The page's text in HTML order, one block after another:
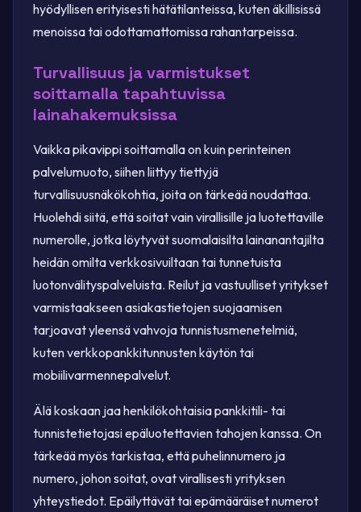
hyödyllisen erityisesti hätätilanteissa, kuten äkillisissä
menoissa tai odottamattomissa rahantarpeissa.
Turvallisuus ja varmistukset
soittamalla tapahtuvissa
lainahakemuksissa
Vaikka pikavippi soittamalla on kuin perinteinen
palvelumuoto, siihen liittyy tiettyjä
turvallisuusnäkökohtia, joita on tärkeää noudattaa.
Huolehdi siitä, että soitat vain virallisille ja luotettaville
numerolle, jotka löytyvät suomalaisilta lainanantajilta
heidän omilta verkkosivuiltaan tai tunnetuista
luotonvälityspalveluista. Reilut ja vastuulliset yritykset
varmistaakseen asiakastietojen suojaamisen
tarjoavat yleensä vahvoja tunnistusmenetelmiä,
kuten verkkopankkitunnusten käytön tai
mobiilivarmennepalvelut.
Älä koskaan jaa henkilökohtaisia pankkitili- tai
tunnistetietojasi epäluotettavien tahojen kanssa. On
tärkeää myös tarkistaa, että puhelinnumero ja
numero, johon soitat, ovat virallisesti yrityksen
yhteystiedot. Epäilyttävät tai epämääräiset numerot